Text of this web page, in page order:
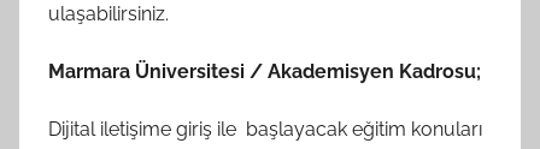
ulaşabilirsiniz.
Marmara Üniversitesi / Akademisyen Kadrosu;
Dijital iletişime giriş ile başlayacak eğitim konuları